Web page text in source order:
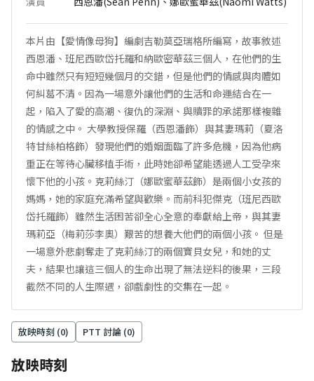
本片由【愛情像母狗】編劇吉勒莫亞瑞格所編寫，故事敘述
西恩潘、班尼西歐岱托羅和納歐密華茲三個人，在他們的生
命中雖然只有短短幾個月的交錯，但是他們的情感與肉體如
何糾葛不清。因為一場意外讓他們的生活和命運結合在一
起，陷入了愛的高潮、復仇的深淵、與贖罪的承諾那樣複雜
的情感之中。 大學教授保羅（西恩潘飾）與其妻瑪莉（夏洛
特甘絲柏格飾）發現他們的婚姻面臨了許多危機，因為他病
重正在等待心臟移植手術，此時她卻希望能透過人工受孕來
懷下他的小孩。克莉絲汀（娜歐蜜華茲飾）是兩個小女孩的
媽媽，她的家庭充滿希望與歡樂。而前科犯傑克（班尼西歐
岱托羅飾）雖然生活困苦卻全心全意的奉獻給上帝，與其妻
瑪莉亞（梅莉莎李奧）艱苦的想養大他們的兩個小孩。 但是
一場意外悲劇奪走了克莉絲汀的兩個寶貝女兒，和她的丈
夫，結果也讓這三個人的生命出現了無法逆料的後果，三段
截然不同的人生際遇，卻戲劇性的交集在一起。
放映時刻 (0) PTT 討論 (0)
放映時刻